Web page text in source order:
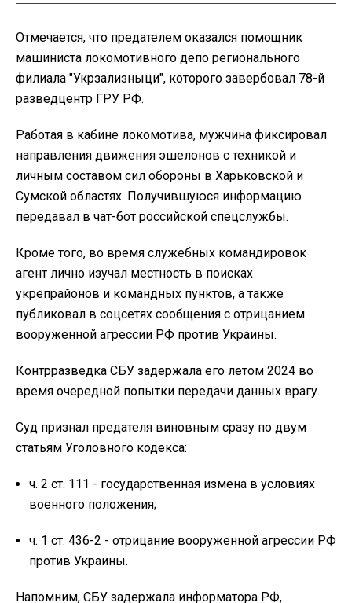
Отмечается, что предателем оказался помощник
машиниста локомотивного депо регионального
филиала "Укрзализныци", которого завербовал 78-й
разведцентр ГРУ РФ.
Работая в кабине локомотива, мужчина фиксировал
направления движения эшелонов с техникой и
личным составом сил обороны в Харьковской и
Сумской областях. Получившуюся информацию
передавал в чат-бот российской спецслужбы.
Кроме того, во время служебных командировок
агент лично изучал местность в поисках
укрепрайонов и командных пунктов, а также
публиковал в соцсетях сообщения с отрицанием
вооруженной агрессии РФ против Украины.
Контрразведка СБУ задержала его летом 2024 во
время очередной попытки передачи данных врагу.
Суд признал предателя виновным сразу по двум
статьям Уголовного кодекса:
ч. 2 ст. 111 - государственная измена в условиях
военного положения;
ч. 1 ст. 436-2 - отрицание вооруженной агрессии РФ
против Украины.
Напомним, СБУ задержала информатора РФ,